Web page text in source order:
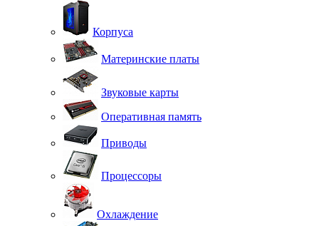
Корпуса
Материнские платы
Звуковые карты
Оперативная память
Приводы
Процессоры
Охлаждение